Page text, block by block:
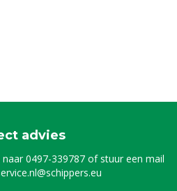
advies
naar0497-339787of stuur een mail